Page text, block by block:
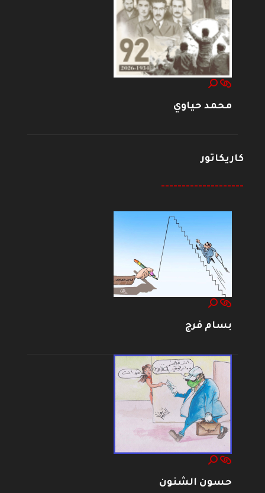
محمد حياوي
كاريكاتور
--------------------
بسام فرج
حسون الشنون